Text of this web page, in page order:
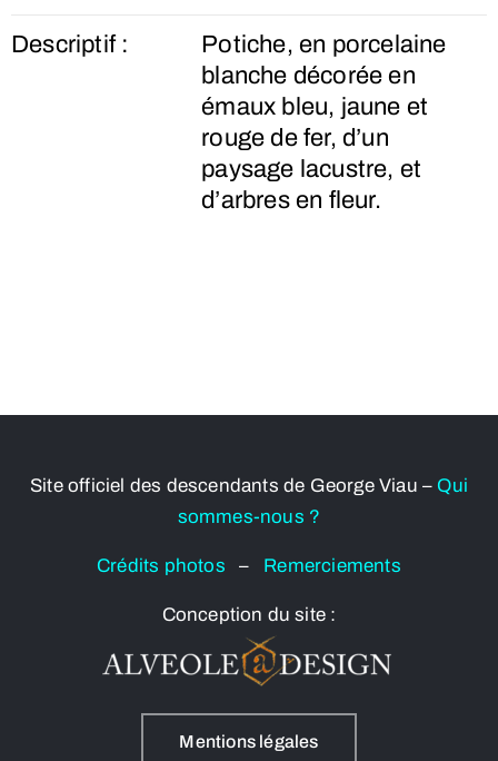
Descriptif :
Potiche, en porcelaine
blanche décorée en
émaux bleu, jaune et
rouge de fer, d’un
paysage lacustre, et
d’arbres en fleur.
Site officiel des descendants de George Viau – Qui
sommes-nous ?
Crédits photos– Remerciements
Conception du site :
Mentions légales